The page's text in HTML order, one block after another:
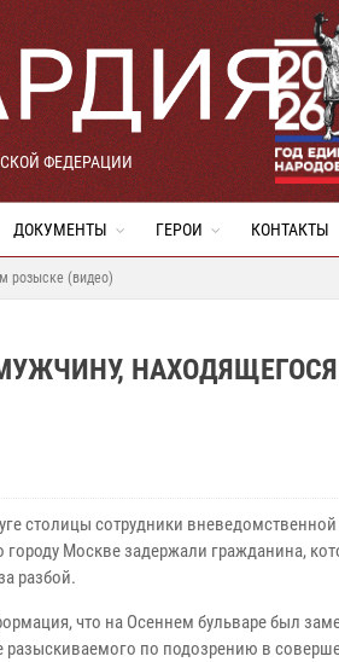
ФЕДЕРАЦИИ
ДОКУМЕНТЫ ГЕРОИ КОНТАКТЫ
розыске (видео)
столицы сотрудники
городу Москве задержали гражданина,
разбой.
что на Осеннем бульваре был
по подозрению в